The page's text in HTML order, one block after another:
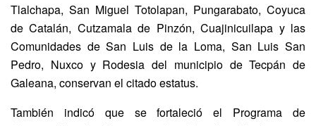
Tlalchapa, San Miguel Totolapan, Pungarabato, Coyuca
de Catalán, Cutzamala de Pinzón, Cuajinicuilapa y las
Comunidades de San Luis de la Loma, San Luis San
Pedro, Nuxco y Rodesia del municipio de Tecpán de
Galeana, conservan el citado estatus.
También indicó que se fortaleció el Programa de